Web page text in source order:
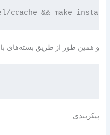
و همین طور از طریق بسته‌های
پیکربندی